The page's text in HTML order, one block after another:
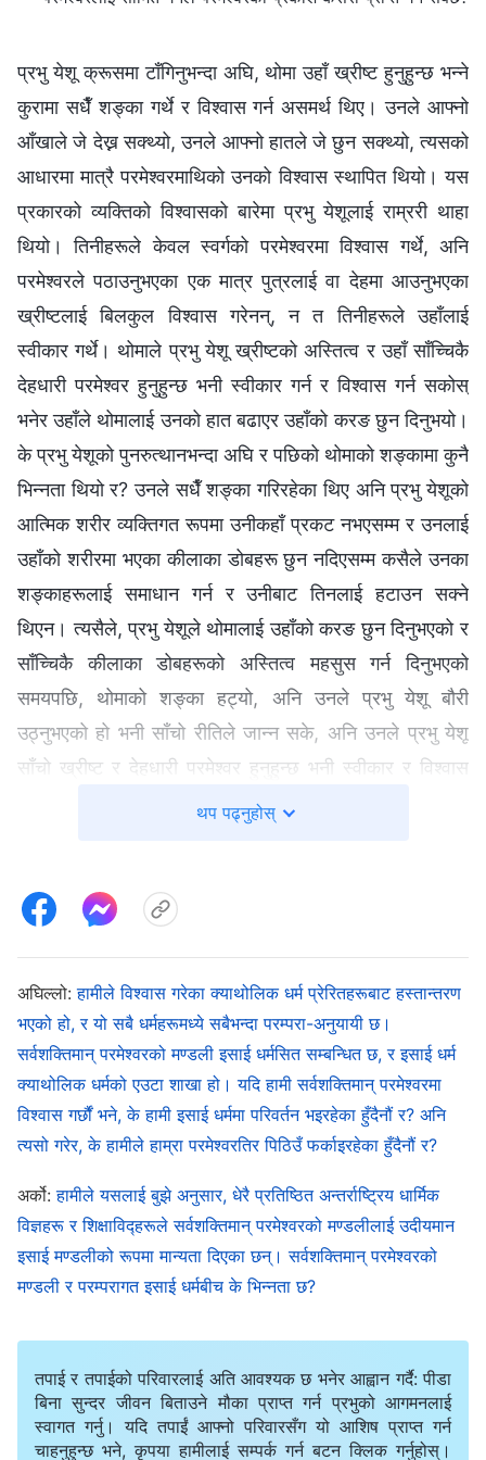
प्रभु येशू क्रूसमा टाँगिनुभन्दा अघि, थोमा उहाँ ख्रीष्ट हुनुहुन्छ भन्ने
कुरामा सधैँ शङ्का गर्थे र विश्‍वास गर्न असमर्थ थिए। उनले आफ्नो
आँखाले जे देख्न सक्थ्यो, उनले आफ्नो हातले जे छुन सक्थ्यो, त्यसको
आधारमा मात्रै परमेश्‍वरमाथिको उनको विश्‍वास स्थापित थियो। यस
प्रकारको व्यक्तिको विश्‍वासको बारेमा प्रभु येशूलाई राम्ररी थाहा
थियो। तिनीहरूले केवल स्वर्गको परमेश्‍वरमा विश्‍वास गर्थे, अनि
परमेश्‍वरले पठाउनुभएका एक मात्र पुत्रलाई वा देहमा आउनुभएका
ख्रीष्टलाई बिलकुल विश्‍वास गरेनन्, न त तिनीहरूले उहाँलाई
स्वीकार गर्थे। थोमाले प्रभु येशू ख्रीष्टको अस्तित्व र उहाँ साँच्चिकै
देहधारी परमेश्‍वर हुनुहुन्छ भनी स्वीकार गर्न र विश्‍वास गर्न सकोस्
भनेर उहाँले थोमालाई उनको हात बढाएर उहाँको करङ छुन दिनुभयो।
के प्रभु येशूको पुनरुत्थानभन्दा अघि र पछिको थोमाको शङ्कामा कुनै
भिन्‍नता थियो र? उनले सधैँ शङ्का गरिरहेका थिए अनि प्रभु येशूको
आत्मिक शरीर व्यक्तिगत रूपमा उनीकहाँ प्रकट नभएसम्म र उनलाई
उहाँको शरीरमा भएका कीलाका डोबहरू छुन नदिएसम्म कसैले उनका
शङ्काहरूलाई समाधान गर्न र उनीबाट तिनलाई हटाउन सक्ने
थिएन। त्यसैले, प्रभु येशूले थोमालाई उहाँको करङ छुन दिनुभएको र
साँच्चिकै कीलाका डोबहरूको अस्तित्व महसुस गर्न दिनुभएको
समयपछि, थोमाको शङ्का हट्यो, अनि उनले प्रभु येशू बौरी
उठ्नुभएको हो भनी साँचो रीतिले जान्न सके, अनि उनले प्रभु येशू
साँचो ख्रीष्ट र देहधारी परमेश्‍वर हुनुहुन्छ भनी स्वीकार र विश्‍वास
गरे। यस समयमा थोमाले उप्रान्त शङ्का नगरेको भए तापनि, उनले
थिए। उनले आफू ख्रीष्टद्वारा सिद्ध बनाइने मौका गुमाएका थिए। प्रभु
स्वर्गका परमेश्‍वरलाई मात्र विश्‍वास गर्ने र ख्रीष्टलाई विश्‍वास नगर्ने
शङ्कालुहरूलाई यो कुरा बताउन उहाँले आफ्नो वास्तविक वचनहरू र
कार्यहरूको प्रयोग गर्नुभयो: परमेश्‍वरले तिनीहरूको विश्‍वासको तारिफ
गर्नुभएन, न त शङ्का गर्दै उहाँलाई पछ्याएकोमा उहाँले तिनीहरूको
तारिफ नै गर्नुभयो। परमेश्‍वरले आफ्‍नो महान् काम पूरा गर्नुभएको दिन
मात्रै तिनीहरूले परमेश्‍वरलाई र ख्रीष्टलाई पूर्ण रीतिले विश्‍वास गर्ने
दिन हुनसक्थ्यो। अवश्य नै, त्यो दिन तिनीहरूको शङ्कामाथि एउटा
फैसला गरिने दिन थियो। ख्रीष्टप्रतिको तिनीहरूको आचरणले
तिनीहरूको भाग्यलाई निर्धारण गर्थ्यो, अनि तिनीहरूको हठी शङ्काले
व्यर्थ थिए भन्ने सङ्केत गर्थ्यो। स्वर्गका परमेश्‍वरमाथिको तिनीहरूको
विश्‍वास भ्रमहरूमा आश्रित थियो, अनि ख्रीष्टप्रतिको तिनीहरूको
थप पढ्नुहोस्
अघिल्लो:हामीले विश्‍वास गरेका क्याथोलिक धर्म प्रेरितहरूबाट हस्तान्तरण
भएको हो, र यो सबै धर्महरूमध्ये सबैभन्दा परम्‍परा-अनुयायी छ।
सर्वशक्तिमान्‌ परमेश्‍वरको मण्डली इसाई धर्मसित सम्बन्धित छ, र इसाई धर्म
क्याथोलिक धर्मको एउटा शाखा हो। यदि हामी सर्वशक्तिमान् परमेश्‍वरमा
विश्‍वास गर्छौं भने, के हामी इसाई धर्ममा परिवर्तन भइरहेका हुँदैनौं र? अनि
त्यसो गरेर, के हामीले हाम्रा परमेश्‍वरतिर पिठिउँ फर्काइरहेका हुँदैनौं र?
अर्को:हामीले यसलाई बुझे अनुसार, धेरै प्रतिष्ठित अन्तर्राष्ट्रिय धार्मिक
विज्ञहरू र शिक्षाविद्हरूले सर्वशक्तिमान्‌ परमेश्‍वरको मण्डलीलाई उदीयमान
इसाई मण्डलीको रूपमा मान्यता दिएका छन्। सर्वशक्तिमान्‌ परमेश्‍वरको
मण्डली र परम्परागत इसाई धर्मबीच के भिन्नता छ?
तपाई र तपाईको परिवारलाई अति आवश्यक छ भनेर आह्वान गर्दै: पीडा
बिना सुन्दर जीवन बिताउने मौका प्राप्त गर्न प्रभुको आगमनलाई
स्वागत गर्नु। यदि तपाईं आफ्नो परिवारसँग यो आशिष प्राप्त गर्न
चाहनुहुन्छ भने, कृपया हामीलाई सम्पर्क गर्न बटन क्लिक गर्नुहोस्।